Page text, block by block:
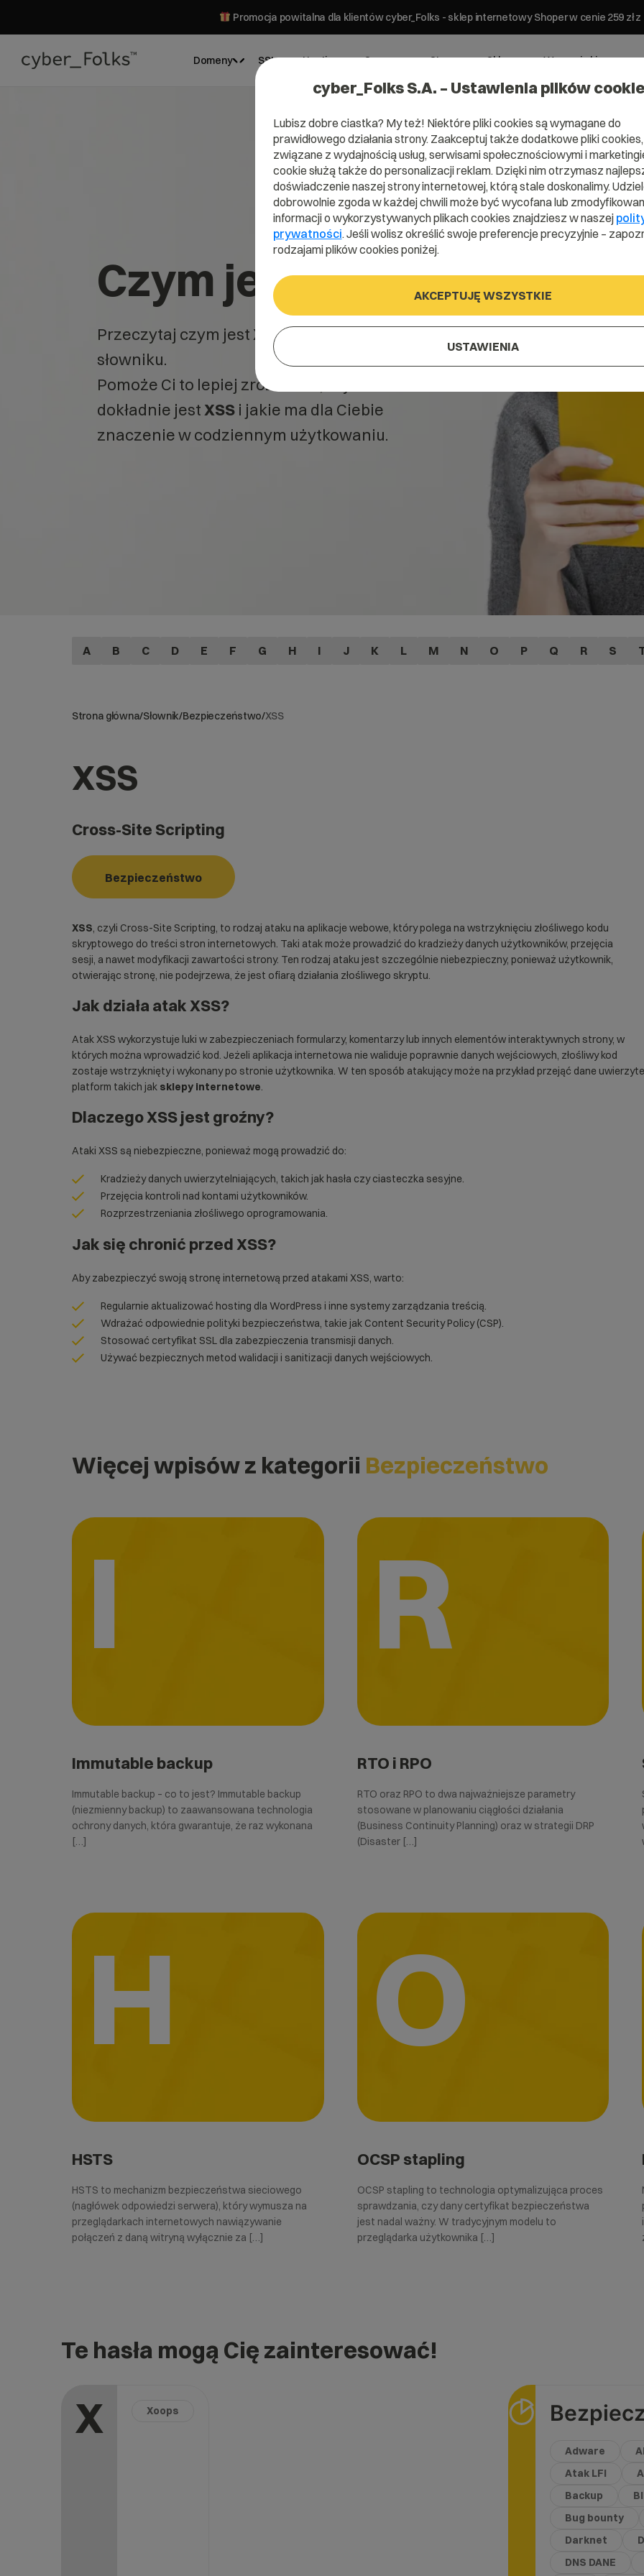
Promocja powitalna dla klientów cyber_Folks - sklep internetowy Shoper w cenie 259 zł z
Domeny SSL Hosting Serwery Strony Sklepy Wsparcie biznesowe
Czym jest XSS?
Przeczytaj czym jest XSSw naszym
słowniku.
Pomoże Ci to lepiej zrozumieć, czym
dokładnie jest XSS i jakie ma dla Ciebie
znaczenie w codziennym użytkowaniu.
A B C D E F G H I J K L M N O P Q R S
Strona główna/Słownik/Bezpieczeństwo/XSS
XSS
Cross-Site Scripting
Bezpieczeństwo
XSS, czyli Cross-Site Scripting, to rodzaj ataku na aplikacje webowe, który polega na wstrzyknięciu złośliwego kodu
skryptowego do treści stron internetowych. Taki atak może prowadzić do kradzieży danych użytkowników, przejęcia
sesji, a nawet modyfikacji zawartości strony. Ten rodzaj ataku jest szczególnie niebezpieczny, ponieważ użytkownik,
otwierając stronę, nie podejrzewa, że jest ofiarą działania złośliwego skryptu.
Jak działa atak XSS?
Atak XSS wykorzystuje luki w zabezpieczeniach formularzy, komentarzy lub innych elementów interaktywnych strony, w
których można wprowadzić kod. Jeżeli aplikacja internetowa nie waliduje poprawnie danych wejściowych, złośliwy kod
zostaje wstrzyknięty i wykonany po stronie użytkownika. W ten sposób atakujący może na przykład przejąć dane
platform takich jak sklepy internetowe.
Dlaczego XSS jest groźny?
Ataki XSS są niebezpieczne, ponieważ mogą prowadzić do:
Kradzieży danych uwierzytelniających, takich jak hasła czy ciasteczka sesyjne.
Przejęcia kontroli nad kontami użytkowników.
Rozprzestrzeniania złośliwego oprogramowania.
Jak się chronić przed XSS?
Aby zabezpieczyć swoją stronę internetową przed atakami XSS, warto:
Regularnie aktualizować hosting dla WordPress i inne systemy zarządzania treścią.
Wdrażać odpowiednie polityki bezpieczeństwa, takie jak Content Security Policy (CSP).
Stosować certyfikat SSL dla zabezpieczenia transmisji danych.
Używać bezpiecznych metod walidacji i sanitizacji danych wejściowych.
Więcej wpisów z kategorii Bezpieczeństwo
I
Immutable backup
Immutable backup – co to jest? Immutable backup
(niezmienny backup) to zaawansowana technologia
ochrony danych, która gwarantuje, że raz wykonana
[…]
R
RTO i RPO
RTO oraz RPO to dwa najważniejsze parametry
stosowane w planowaniu ciągłości działania
(Business Continuity Planning) oraz w strategii DRP
(Disaster […]
H
HSTS
HSTS to mechanizm bezpieczeństwa sieciowego
(nagłówek odpowiedzi serwera), który wymusza na
przeglądarkach internetowych nawiązywanie
połączeń z daną witryną wyłącznie za […]
O
OCSP stapling
OCSP stapling to technologia optymalizująca proces
sprawdzania, czy dany certyfikat bezpieczeństwa
jest nadal ważny. W tradycyjnym modelu to
przeglądarka użytkownika […]
Te hasła mogą Cię zainteresować!
X Xoops
Adware
Atak LFI
Backup
Bug bounty
Darknet
DNS DANE
cyber_Folks S.A. – Ustawienia plików
Lubisz dobre ciastka? My też! Niektóre pliki cookies są wymagane do
prawidłowego działania strony. Zaakceptuj także dodatkowe pliki cookies,
związane z wydajnością usług, serwisami społecznościowymi i
cookie służą także do personalizacji reklam. Dzięki nim otrzymasz
doświadczenie naszej strony internetowej, którą stale doskonalimy.
dobrowolnie zgoda w każdej chwili może być wycofana lub
informacji o wykorzystywanych plikach cookies znajdziesz w naszej
prywatności. Jeśli wolisz określić swoje preferencje precyzyjnie –
rodzajami plików cookies poniżej.
AKCEPTUJĘ WSZYSTKIE
USTAWIENIA